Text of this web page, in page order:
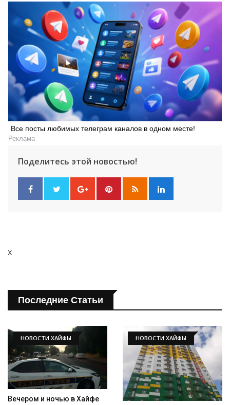
Все посты любимых телеграм каналов в одном месте!
Реклама
Поделитесь этой новостью!
x
Последние Статьи
НОВОСТИ ХАЙФЫ
Вечером и ночью в Хайфе
НОВОСТИ ХАЙФЫ